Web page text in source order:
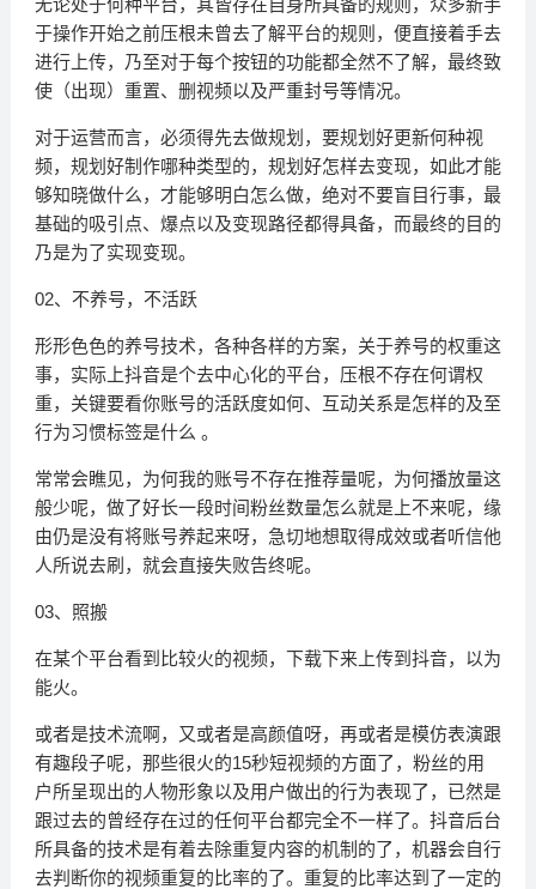
无论处于何种平台，其皆存在自身所具备的规则，众多新手
于操作开始之前压根未曾去了解平台的规则，便直接着手去
进行上传，乃至对于每个按钮的功能都全然不了解，最终致
使（出现）重置、删视频以及严重封号等情况。
对于运营而言，必须得先去做规划，要规划好更新何种视
频，规划好制作哪种类型的，规划好怎样去变现，如此才能
够知晓做什么，才能够明白怎么做，绝对不要盲目行事，最
基础的吸引点、爆点以及变现路径都得具备，而最终的目的
乃是为了实现变现。
02、不养号，不活跃
形形色色的养号技术，各种各样的方案，关于养号的权重这
事，实际上抖音是个去中心化的平台，压根不存在何谓权
重，关键要看你账号的活跃度如何、互动关系是怎样的及至
行为习惯标签是什么 。
常常会瞧见，为何我的账号不存在推荐量呢，为何播放量这
般少呢，做了好长一段时间粉丝数量怎么就是上不来呢，缘
由仍是没有将账号养起来呀，急切地想取得成效或者听信他
人所说去刷，就会直接失败告终呢。
03、照搬
在某个平台看到比较火的视频，下载下来上传到抖音，以为
能火。
或者是技术流啊，又或者是高颜值呀，再或者是模仿表演跟
有趣段子呢，那些很火的15秒短视频的方面了，粉丝的用
户所呈现出的人物形象以及用户做出的行为表现了，已然是
跟过去的曾经存在过的任何平台都完全不一样了。抖音后台
所具备的技术是有着去除重复内容的机制的了，机器会自行
去判断你的视频重复的比率的了。重复的比率达到了一定的